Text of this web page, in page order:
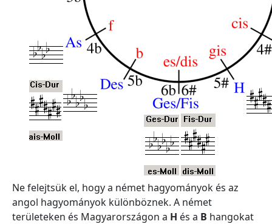
Ne felejtsük el, hogy a német hagyományok és az
angol hagyományok különböznek. A német
területeken és Magyarországon a H és a B hangokat